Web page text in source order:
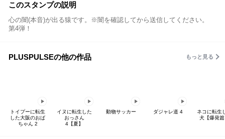
このスタンプの説明
心の闇(本音)が出る猿です。※闇を確認してから送信してください。
第4弾！
PLUSPULSEの他の作品 もっと見る
トイプーに転生
した大阪のおば
ちゃん 2
イヌに転生した
おっさん
4【夏】
動物サッカー ダジャレ道 4
ネコに転生
犬【爆発